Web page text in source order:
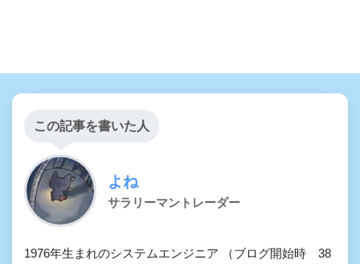
この記事を書いた人
よね
サラリーマントレーダー
1976年生まれのシステムエンジニア （ブログ開始時 38